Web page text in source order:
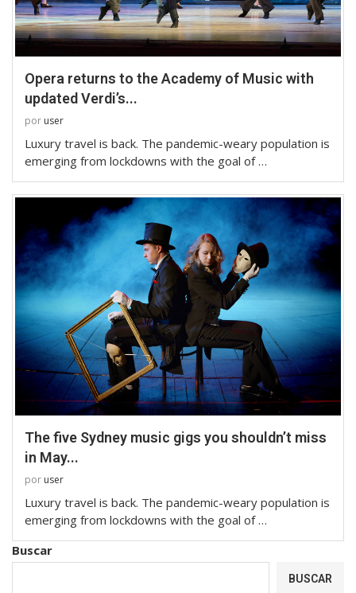
Opera returns to the Academy of Music with
updated Verdi’s...
por user
Luxury travel is back. The pandemic-weary population is
emerging from lockdowns with the goal of …
The five Sydney music gigs you shouldn’t miss
in May...
por user
Luxury travel is back. The pandemic-weary population is
emerging from lockdowns with the goal of …
Buscar
BUSCAR